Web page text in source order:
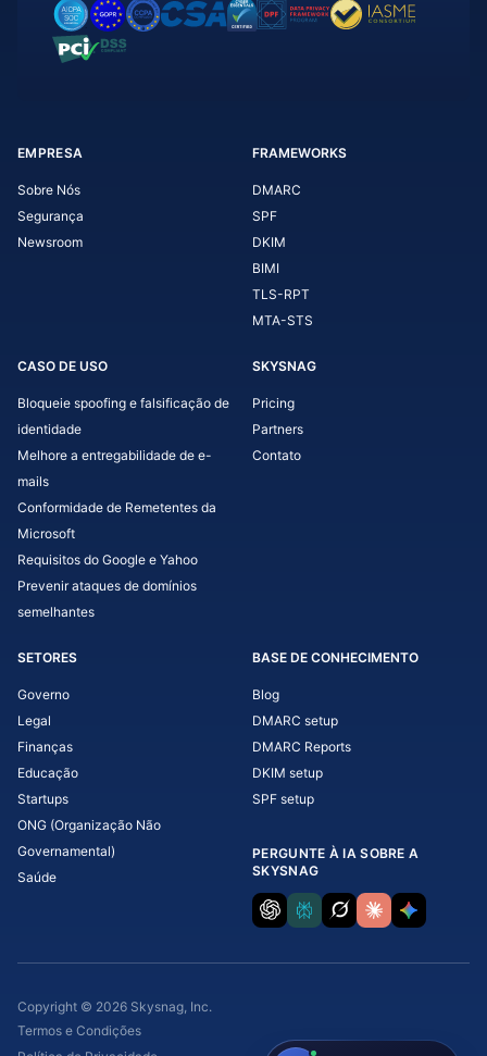
EMPRESA
Sobre Nós
Segurança
Newsroom
FRAMEWORKS
DMARC
SPF
DKIM
BIMI
TLS-RPT
MTA-STS
CASO DE USO
Bloqueie spoofing e falsificação de
identidade
Melhore a entregabilidade de e-
mails
Conformidade de Remetentes da
Microsoft
Requisitos do Google e Yahoo
Prevenir ataques de domínios
semelhantes
SKYSNAG
Pricing
Partners
Contato
SETORES
Governo
Legal
Finanças
Educação
Startups
ONG (Organização Não
Governamental)
Saúde
BASE DE CONHECIMENTO
Blog
DMARC setup
DMARC Reports
DKIM setup
SPF setup
PERGUNTE À IA SOBRE A
SKYSNAG
Copyright © 2026 Skysnag, Inc.
Termos e Condições